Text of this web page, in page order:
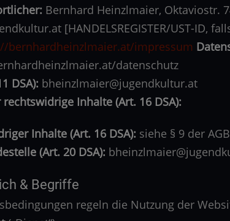
Bernhard Heinzlmaier, Oktaviostr.
[HANDELSREGISTER/UST-ID,
bernhardheinzlmaier.at/impressum
datenschutz
DSA): bheinzlmaier@jugendkultur.at
Inhalte (Art. 16 DSA):
Inhalte (Art. 16 DSA): siehe § 9 der AGB
(Art. 20 DSA):
& Begriffe
regeln die Nutzung der